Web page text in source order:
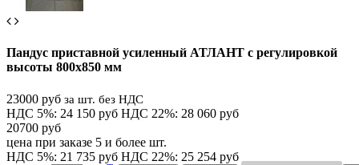
Пандус приставной усиленный АТЛАНТ с регулировкой
высоты 800х850 мм
23000 руб за шт. без НДС
НДС 5%: 24 150 руб НДС 22%: 28 060 руб
20700 руб
цена при заказе 5 и более шт.
НДС 5%: 21 735 руб НДС 22%: 25 254 руб